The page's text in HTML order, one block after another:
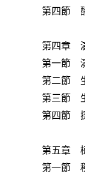
第四節
第四章
第一節
第二節
第三節
第四節
第五章
第一節